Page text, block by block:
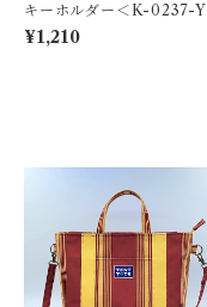
キーホルダー＜K-0237-Y
＞
¥1,210